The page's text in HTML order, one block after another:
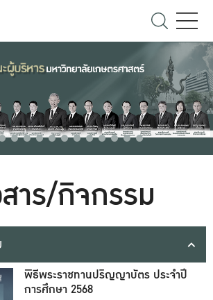
าร/กิจกรรม
พิธีพระราชทานปริญญาบัตร ประจำปี
การศึกษา 2568